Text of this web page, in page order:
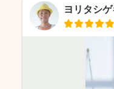
ヨリタシゲ